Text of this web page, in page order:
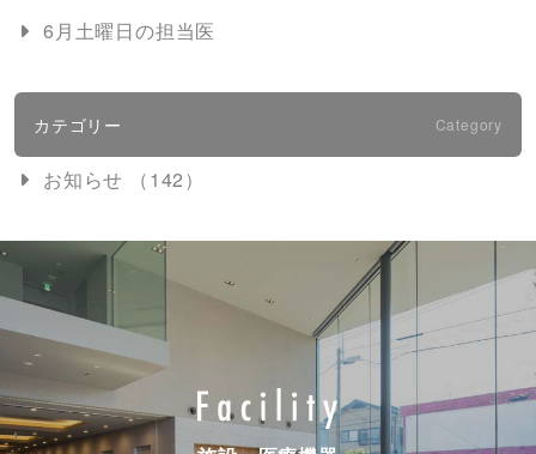
6月土曜日の担当医
カテゴリー Category
お知らせ （142）